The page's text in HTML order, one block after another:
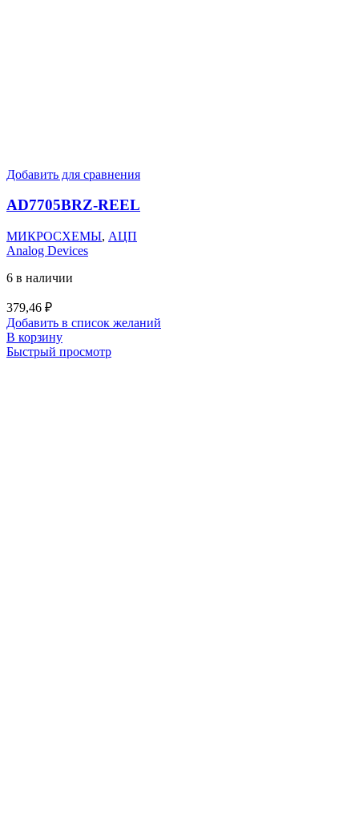
Добавить для сравнения
AD7705BRZ-REEL
МИКРОСХЕМЫ, АЦП
Analog Devices
6 в наличии
379,46 ₽
Добавить в список желаний
В корзину
Быстрый просмотр